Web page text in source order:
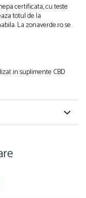
certificata, cu teste
totul de la
La zonaverde.ro se
in suplimente CBD